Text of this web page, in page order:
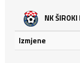
NK ŠIROKI
Izmjene